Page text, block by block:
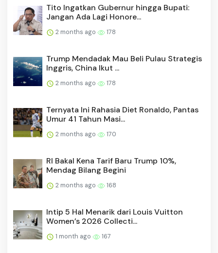
Tito Ingatkan Gubernur hingga Bupati:
Jangan Ada Lagi Honore...
2 months ago 178
Trump Mendadak Mau Beli Pulau Strategis
Inggris, China Ikut ...
2 months ago 178
Ternyata Ini Rahasia Diet Ronaldo, Pantas
Umur 41 Tahun Masi...
2 months ago 170
RI Bakal Kena Tarif Baru Trump 10%,
Mendag Bilang Begini
2 months ago 168
Intip 5 Hal Menarik dari Louis Vuitton
Women’s 2026 Collecti...
1 month ago 167